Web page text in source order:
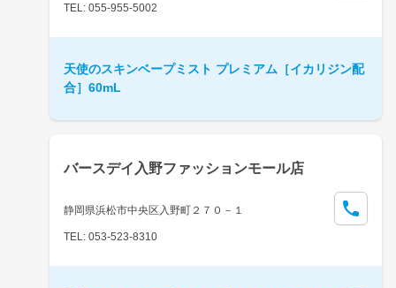
TEL: 055-955-5002
天使のスキンベープミスト プレミアム［イカリジン配
合］60mL
バースデイ入野ファッションモール店
静岡県浜松市中央区入野町２７０－１
TEL: 053-523-8310